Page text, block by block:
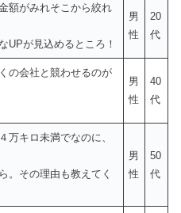
額がみれそこから絞れ
UPが見込めるところ！
男
性
20
代
の会社と競わせるのが
男
性
40
代
万キロ未満でなのに、
。その理由も教えてく
男
性
50
代